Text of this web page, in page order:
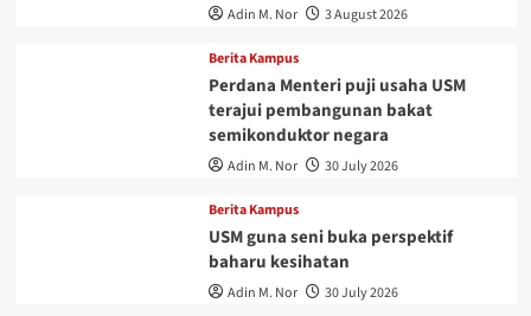
Adin M. Nor 3 August 2026
Berita Kampus
Perdana Menteri puji usaha USM
terajui pembangunan bakat
semikonduktor negara
Adin M. Nor 30 July 2026
Berita Kampus
USM guna seni buka perspektif
baharu kesihatan
Adin M. Nor 30 July 2026